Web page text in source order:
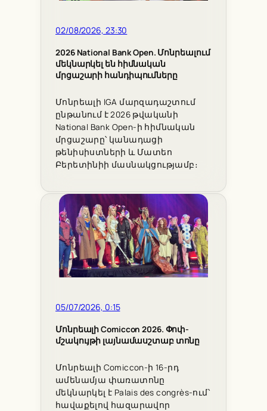
02/08/2026, 23:30
2026 National Bank Open. Մոնրեալում
մեկնարկել են հիմնական
մրցաշարի հանդիպումները
Մոնրեալի IGA մարզադաշտում
ընթանում է 2026 թվականի
National Bank Open-ի հիմնական
մրցաշարը՝ կանադացի
թենիսիստների և Մատեո
Բերետինիի մասնակցությամբ։
05/07/2026, 0:15
Մոնրեալի Comiccon 2026. Փոփ-
մշակույթի լայնամասշտաբ տոնը
Մոնրեալի Comiccon-ի 16-րդ
ամենամյա փառատոնը
մեկնարկել է Palais des congrès-ում՝
հավաքելով հազարավոր